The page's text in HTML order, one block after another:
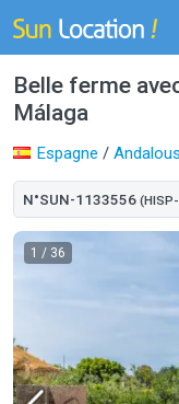
Belle ferme
Málaga
Espagne /
N°SUN-1133556
1 / 36